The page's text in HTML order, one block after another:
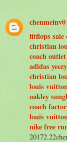
chenmeinv0
fitflops sale
christian
coach
adidas
christian
louis
oakley
coach
louis
nike free